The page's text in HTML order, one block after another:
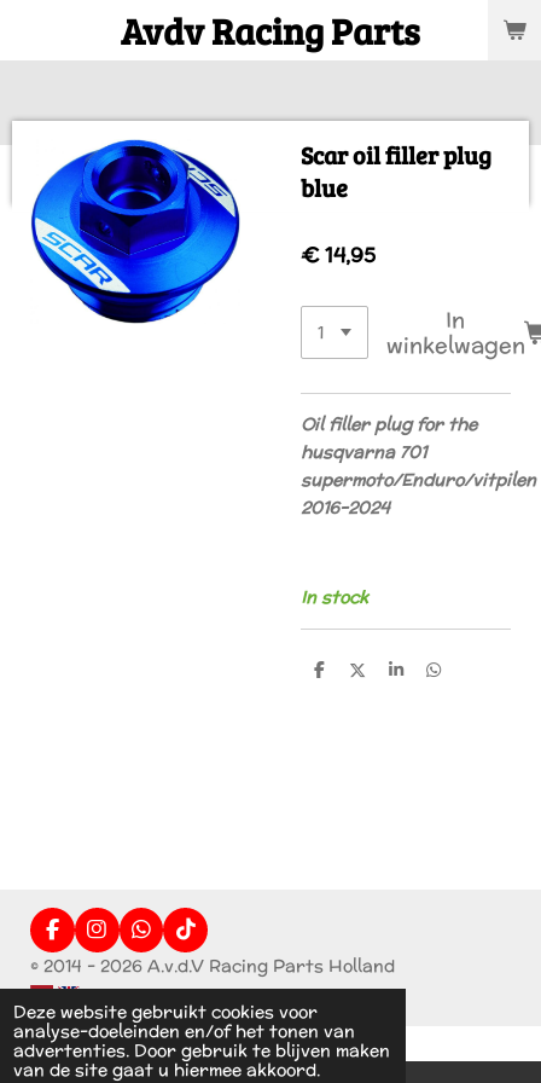
Deze website gebruikt cookies voor
analyse-doeleinden en/of het tonen van
advertenties. Door gebruik te blijven maken
van de site gaat u hiermee akkoord.
Avdv Racing Parts
Scar oil filler plug
blue
€ 14,95
In
winkelwagen
Oil filler plug for the
husqvarna 701
supermoto/Enduro/vitpilen
2016-2024
In stock
D
D
S
D
F
a
c
e
b
o
o
k
I
n
s
t
a
g
r
a
W
h
a
t
s
A
p
p
T
i
k
T
o
k
© 2014 - 2026 A.v.d.V Racing Parts Holland